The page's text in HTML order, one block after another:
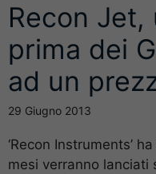
Recon Jet,
prima dei
ad un
29 Giugno 2013
‘Recon Instruments’
mesi verranno lanciati